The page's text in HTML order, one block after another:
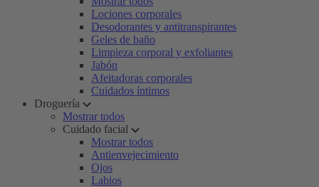
Lociones corporales
Desodorantes y antitranspirantes
Geles de baño
Limpieza corporal y exfoliantes
Jabón
Afeitadoras corporales
Cuidados íntimos
Droguería
Mostrar todos
Cuidado facial
Mostrar todos
Antienvejecimiento
Ojos
Labios